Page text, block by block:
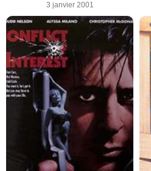
3 janvier 2001